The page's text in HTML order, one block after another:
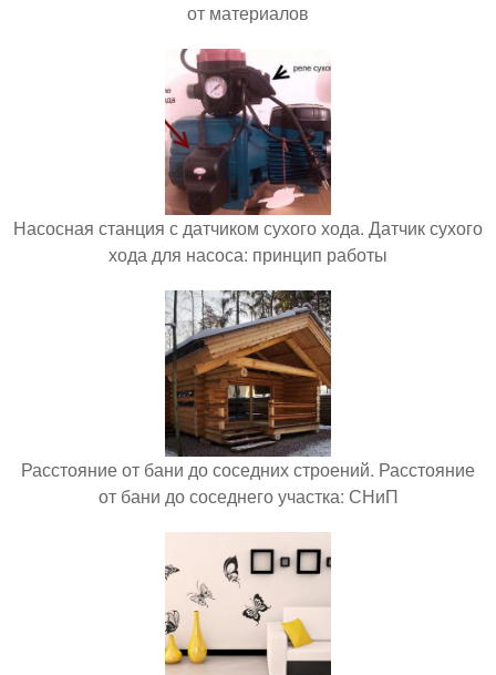
от материалов
Насосная станция с датчиком сухого хода. Датчик сухого
хода для насоса: принцип работы
Расстояние от бани до соседних строений. Расстояние
от бани до соседнего участка: СНиП